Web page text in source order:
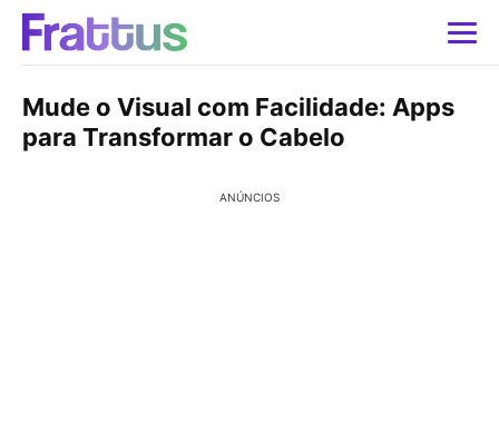
Mude o Visual com Facilidade: Apps
para Transformar o Cabelo
ANÚNCIOS